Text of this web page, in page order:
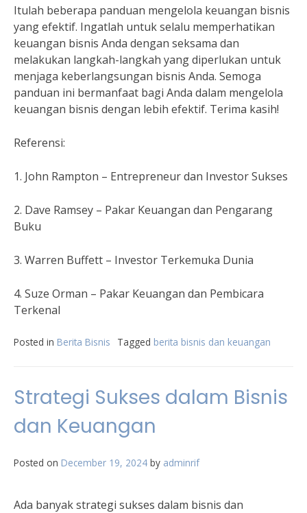
Itulah beberapa panduan mengelola keuangan bisnis
yang efektif. Ingatlah untuk selalu memperhatikan
keuangan bisnis Anda dengan seksama dan
melakukan langkah-langkah yang diperlukan untuk
menjaga keberlangsungan bisnis Anda. Semoga
panduan ini bermanfaat bagi Anda dalam mengelola
keuangan bisnis dengan lebih efektif. Terima kasih!
Referensi:
1. John Rampton – Entrepreneur dan Investor Sukses
2. Dave Ramsey – Pakar Keuangan dan Pengarang
Buku
3. Warren Buffett – Investor Terkemuka Dunia
4. Suze Orman – Pakar Keuangan dan Pembicara
Terkenal
Posted in Berita Bisnis Tagged berita bisnis dan keuangan
Strategi Sukses dalam Bisnis
dan Keuangan
Posted on December 19, 2024 by adminrif
Ada banyak strategi sukses dalam bisnis dan